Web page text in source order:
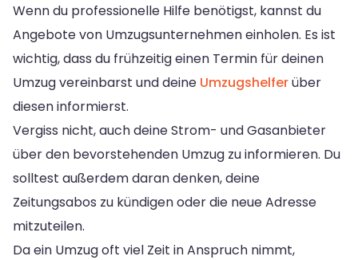
Wenn du professionelle Hilfe benötigst, kannst du
Angebote von Umzugsunternehmen einholen. Es ist
wichtig, dass du frühzeitig einen Termin für deinen
Umzug vereinbarst und deine Umzugshelferüber
diesen informierst.
Vergiss nicht, auch deine Strom- und Gasanbieter
über den bevorstehenden Umzug zu informieren. Du
solltest außerdem daran denken, deine
Zeitungsabos zu kündigen oder die neue Adresse
mitzuteilen.
Da ein Umzug oft viel Zeit in Anspruch nimmt,